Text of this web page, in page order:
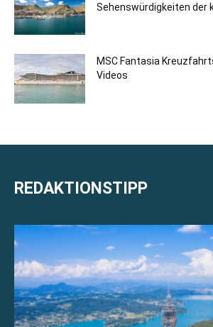
Sehenswürdigkeiten der
MSC Fantasia
Videos
REDAKTIONSTIPP